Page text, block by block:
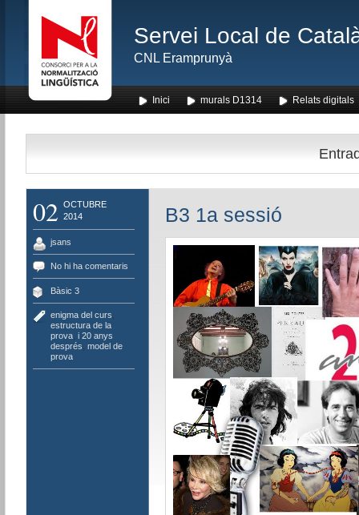
Servei Local de
CNL Eramprunyà
Inici murals D1314 Relats digitals
02 OCTUBRE
2014
jsans
No hi ha comentaris
Bàsic 3
enigma del curs
estructura de la
prova, i 20 anys
després model de
prova
B3 1a sessió